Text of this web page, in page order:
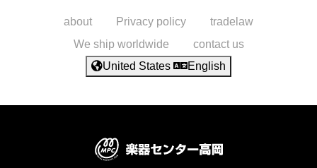
about Privacy policy
tradelaw
We ship worldwide
contact us
United States
English